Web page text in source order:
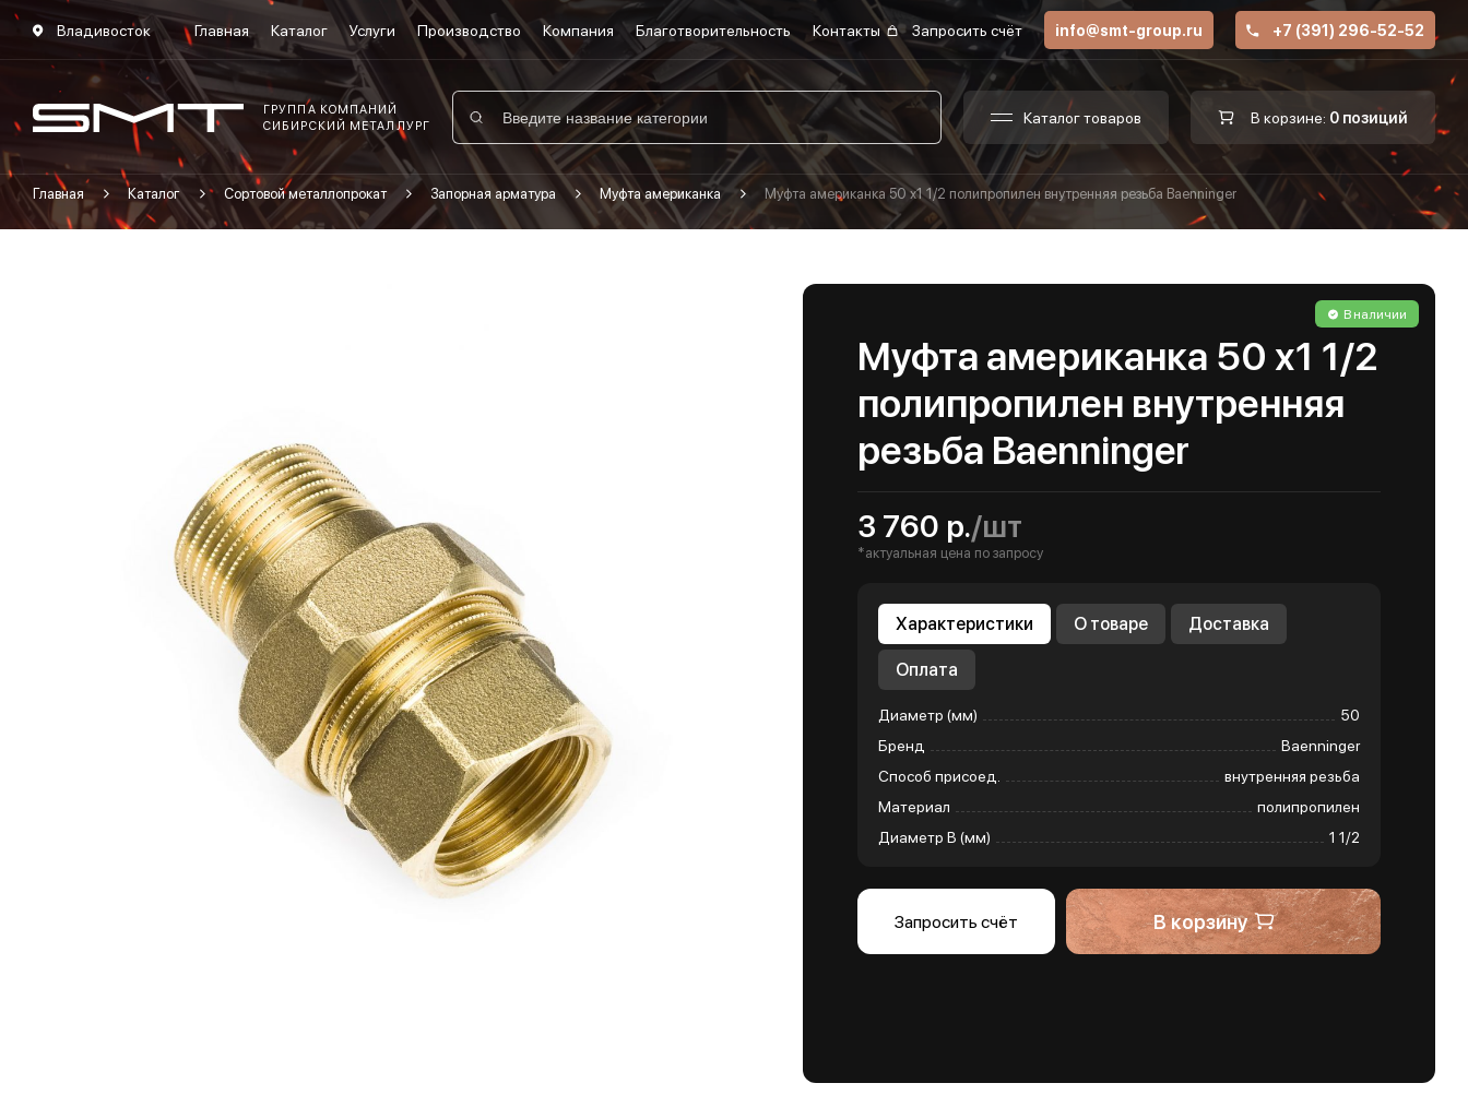
Владивосток Главная Каталог Услуги Производство Компания Благотворительность Контакты Запросить счёт info@smt-group.ru +7 (391) 296-52-52
ГРУППА КОМПАНИЙ
СИБИРСКИЙ МЕТАЛЛУРГ
Каталог товаров В корзине: 0 позиций
Главная Каталог Сортовой металлопрокат Запорная арматура Муфта американка Муфта американка 50 х1 1/2 полипропилен внутренняя резьба Baenninger
В наличии
Муфта американка 50 х1 1/2
полипропилен внутренняя
резьба Baenninger
3 760 р./шт
*актуальная цена по запросу
Характеристики О товаре Доставка
Оплата
Диаметр (мм)
50
Бренд
Baenninger
Способ присоед.
внутренняя резьба
Материал
полипропилен
Диаметр B (мм)
1 1/2
Запросить счёт В корзину